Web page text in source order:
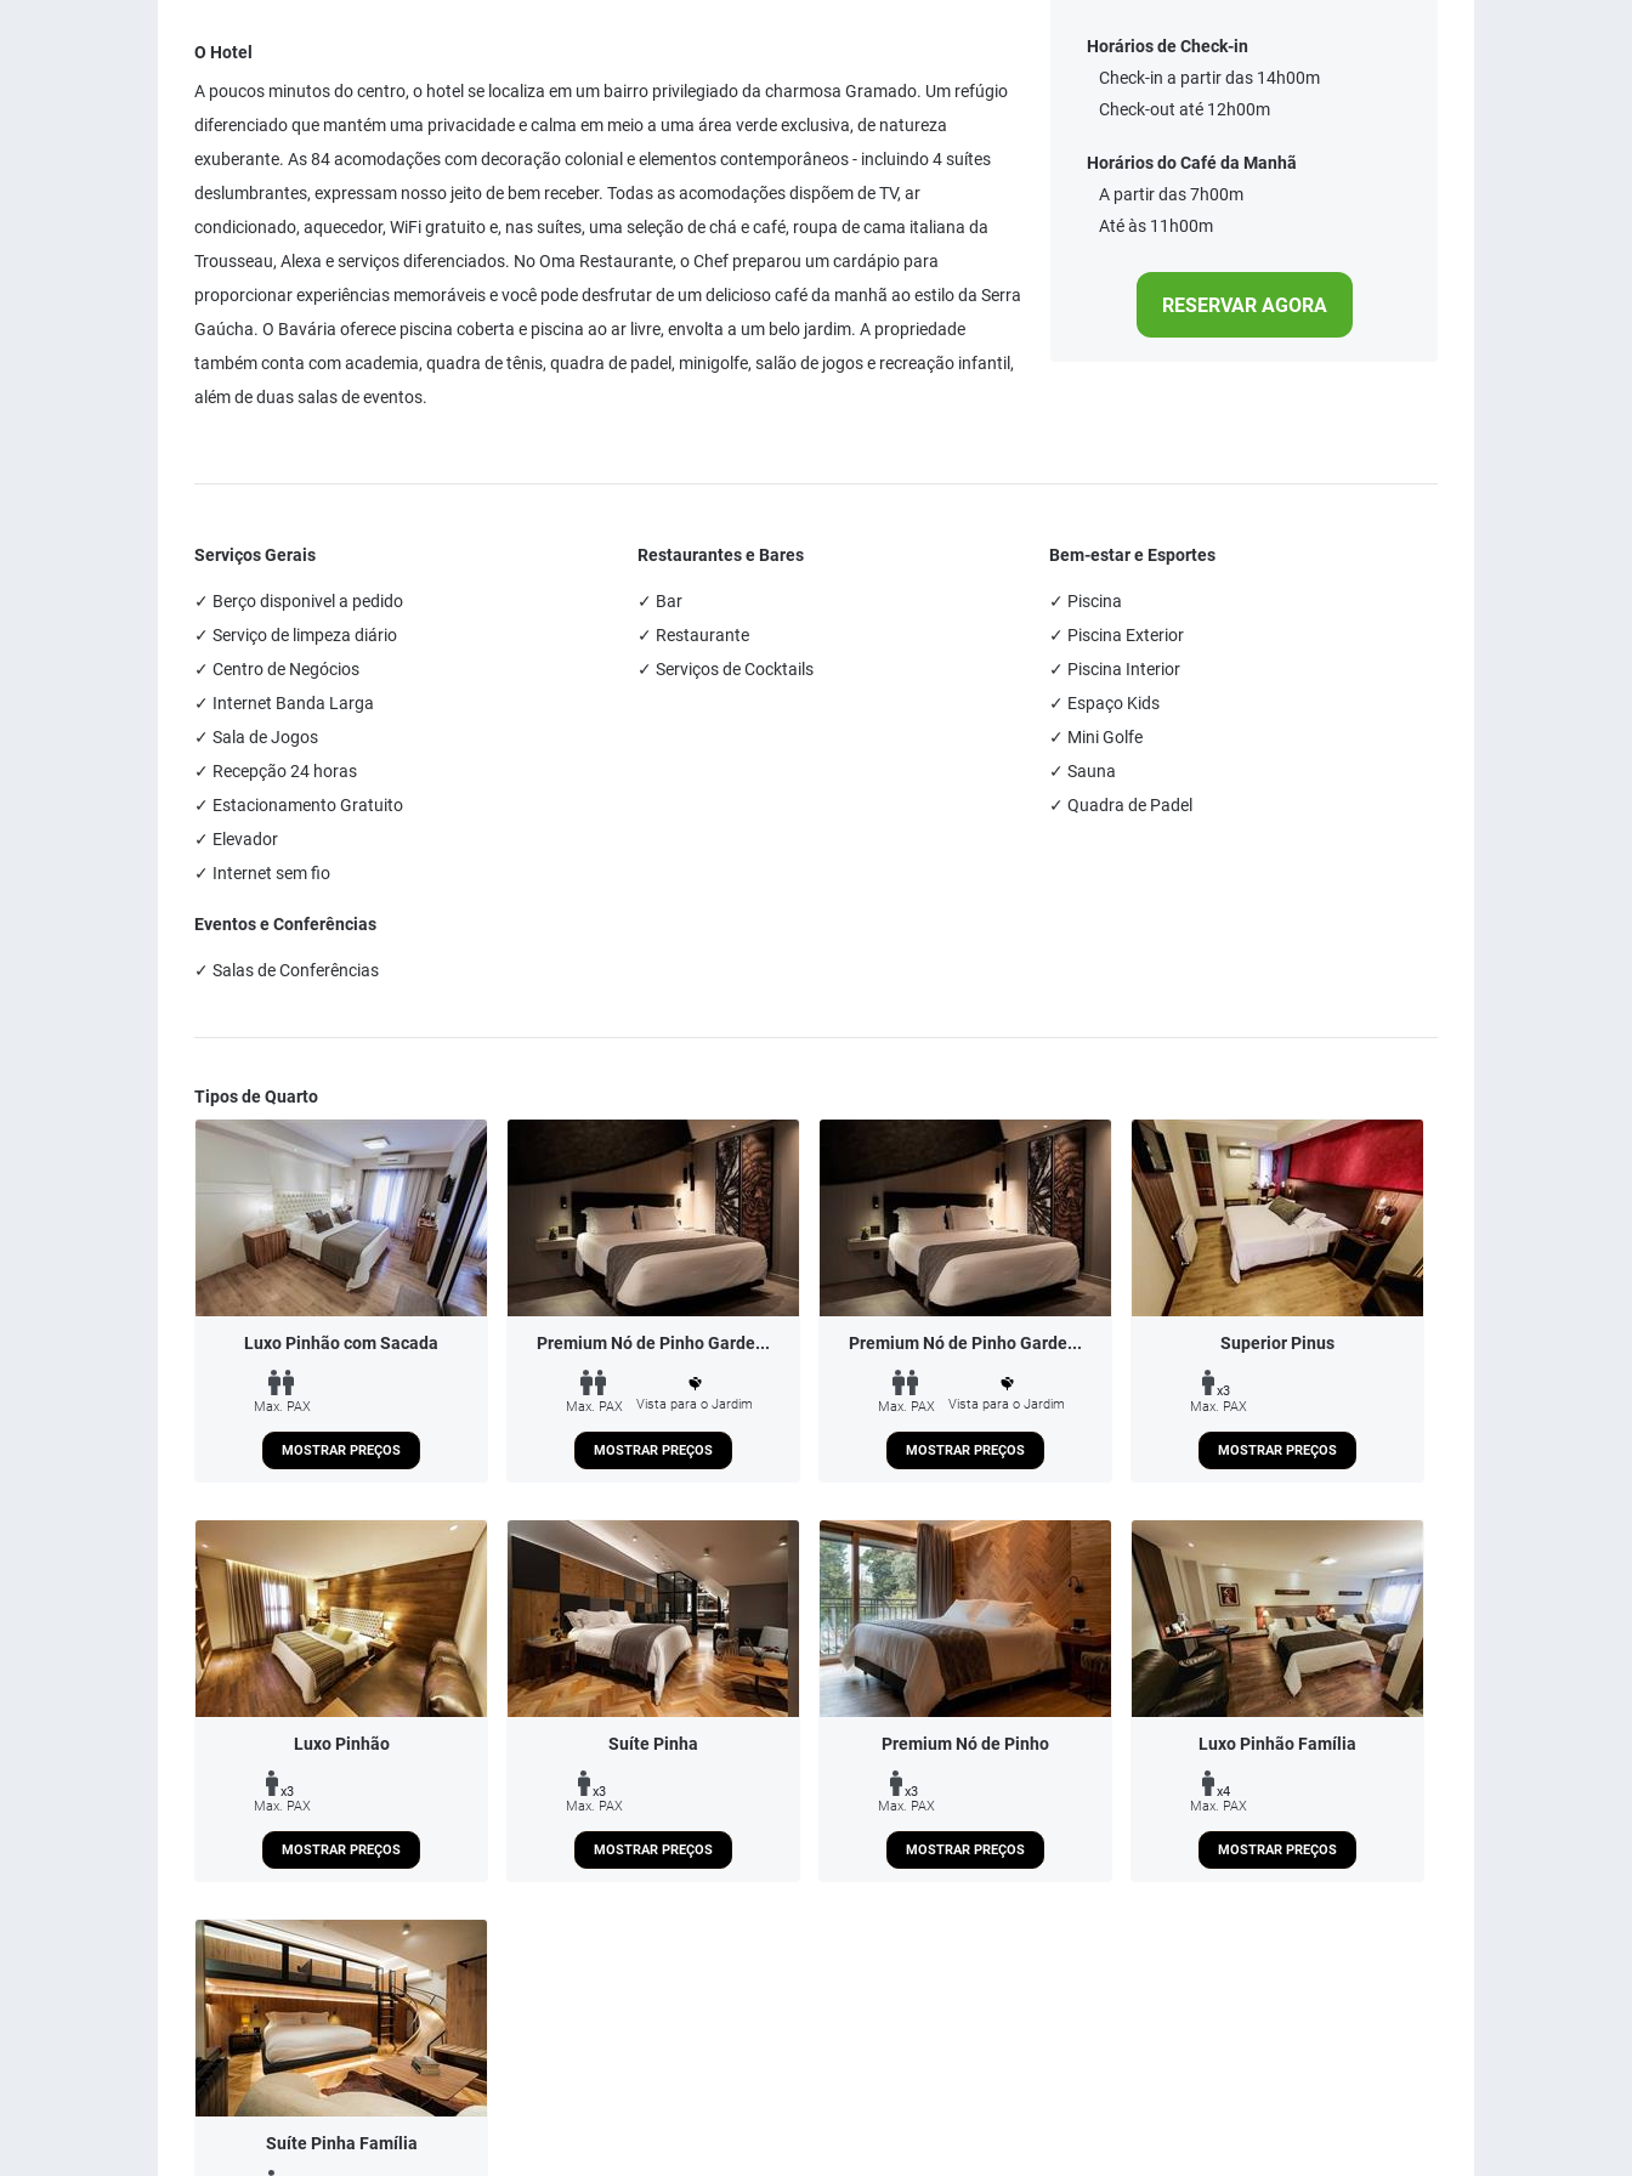
O Hotel
A poucos minutos do centro, o hotel se localiza em um bairro privilegiado da charmosa Gramado. Um refúgio
diferenciado que mantém uma privacidade e calma em meio a uma área verde exclusiva, de natureza
exuberante. As 84 acomodações com decoração colonial e elementos contemporâneos - incluindo 4 suítes
deslumbrantes, expressam nosso jeito de bem receber. Todas as acomodações dispõem de TV, ar
condicionado, aquecedor, WiFi gratuito e, nas suítes, uma seleção de chá e café, roupa de cama italiana da
Trousseau, Alexa e serviços diferenciados. No Oma Restaurante, o Chef preparou um cardápio para
proporcionar experiências memoráveis e você pode desfrutar de um delicioso café da manhã ao estilo da Serra
Gaúcha. O Bavária oferece piscina coberta e piscina ao ar livre, envolta a um belo jardim. A propriedade
também conta com academia, quadra de tênis, quadra de padel, minigolfe, salão de jogos e recreação infantil,
além de duas salas de eventos.
Horários de Check-in
Check-in a partir das 14h00m
Check-out até 12h00m
Horários do Café da Manhã
A partir das 7h00m
Até às 11h00m
RESERVAR AGORA
Serviços Gerais
✓ Berço disponivel a pedido
✓ Serviço de limpeza diário
✓ Centro de Negócios
✓ Internet Banda Larga
✓ Sala de Jogos
✓ Recepção 24 horas
✓ Estacionamento Gratuito
✓ Elevador
✓ Internet sem fio
Restaurantes e Bares
✓ Bar
✓ Restaurante
✓ Serviços de Cocktails
Bem-estar e Esportes
✓ Piscina
✓ Piscina Exterior
✓ Piscina Interior
✓ Espaço Kids
✓ Mini Golfe
✓ Sauna
✓ Quadra de Padel
Eventos e Conferências
✓ Salas de Conferências
Tipos de Quarto
Luxo Pinhão com Sacada
Max. PAX
MOSTRAR PREÇOS
Premium Nó de Pinho Garde...
Max. PAX Vista para o Jardim
MOSTRAR PREÇOS
Premium Nó de Pinho Garde...
Max. PAX Vista para o Jardim
MOSTRAR PREÇOS
Superior Pinus
x3
Max. PAX
MOSTRAR PREÇOS
Luxo Pinhão
x3
Max. PAX
MOSTRAR PREÇOS
Suíte Pinha
x3
Max. PAX
MOSTRAR PREÇOS
Premium Nó de Pinho
x3
Max. PAX
MOSTRAR PREÇOS
Luxo Pinhão Família
x4
Max. PAX
MOSTRAR PREÇOS
Suíte Pinha Família